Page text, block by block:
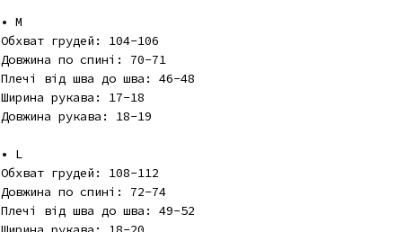
• M
Обхват грудей: 104-106
Довжина по спині: 70-71
Плечі від шва до шва: 46-48
Ширина рукава: 17-18
Довжина рукава: 18-19
• L
Обхват грудей: 108-112
Довжина по спині: 72-74
Плечі від шва до шва: 49-52